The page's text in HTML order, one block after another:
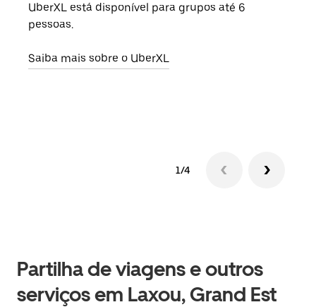
UberXL está disponível para grupos até 6
pessoas.
Saiba mais sobre o UberXL
1/4
Partilha de viagens e outros
serviços em Laxou, Grand Est